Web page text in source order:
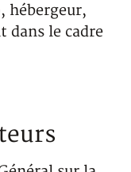
hébergeur,
dans le cadre